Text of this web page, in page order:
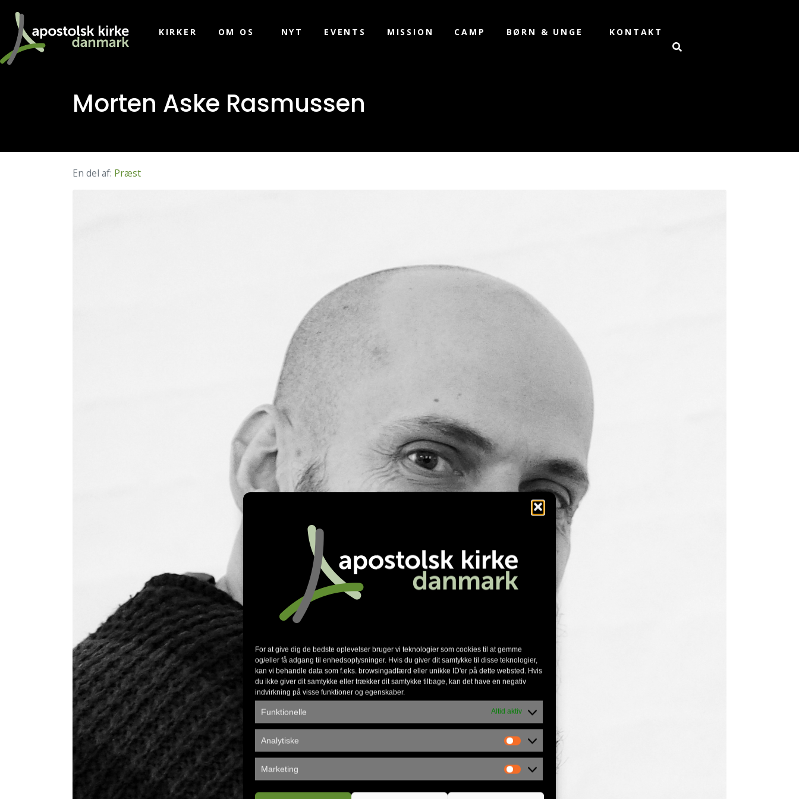
For at give dig de bedste oplevelser bruger vi teknologier som cookies til at gemme
og/eller få adgang til enhedsoplysninger. Hvis du giver dit samtykke til disse teknologier,
kan vi behandle data som f.eks. browsingadfærd eller unikke ID'er på dette websted. Hvis
du ikke giver dit samtykke eller trækker dit samtykke tilbage, kan det have en negativ
indvirkning på visse funktioner og egenskaber.
Funktionelle Altid aktiv
Analytiske
Marketing
KIRKER OM OS NYT EVENTS MISSION CAMP BØRN & UNGE KONTAKT
Morten Aske Rasmussen
En del af: Præst